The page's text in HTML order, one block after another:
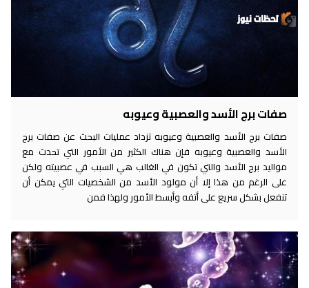
صفات برج الأسد والعصبية وعيوبه
صفات برج الأسد والعصبية وعيوبه تزداد عمليات البحث عن صفات برج
الأسد والعصبية وعيوبه فإن هناك الكثير من الأمور التي تحدث مع
مواليد برج الأسد والتي تكون في الغالب هي السبب في عصبيته ولكن
على الرغم من هذا إلا أن مولود الأسد من الشخصيات التي يمكن أن
تنفعل بشكل سريع على أتفه وأبسط الأمور ولهذا فمن